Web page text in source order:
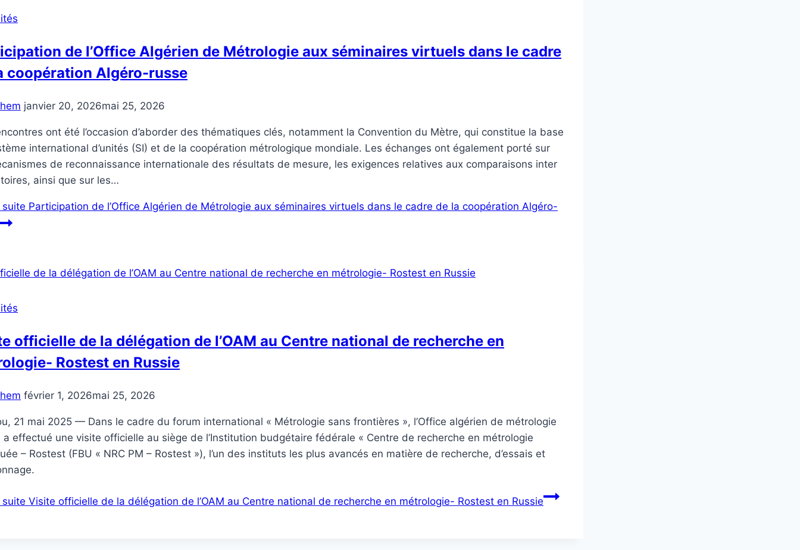
de l’Office Algérien de Métrologie aux séminaires virtuels dans le cadre
coopération Algéro-russe
janvier 20, 2026mai 25, 2026
ont été l’occasion d’aborder des thématiques clés, notamment la Convention du Mètre, qui constitue la base
international d’unités (SI) et de la coopération métrologique mondiale. Les échanges ont également porté sur
de reconnaissance internationale des résultats de mesure, les exigences relatives aux comparaisons inter
ainsi que sur les…
suite Participation de l’Office Algérien de Métrologie aux séminaires virtuels dans le cadre de la coopération Algéro-
officielle de la délégation de l’OAM au Centre national de recherche en
Rostest en Russie
février 1, 2026mai 25, 2026
21 mai 2025 — Dans le cadre du forum international « Métrologie sans frontières », l’Office algérien de métrologie
a effectué une visite officielle au siège de l’Institution budgétaire fédérale « Centre de recherche en métrologie
– Rostest (FBU « NRC PM – Rostest »), l’un des instituts les plus avancés en matière de recherche, d’essais et
suite Visite officielle de la délégation de l’OAM au Centre national de recherche en métrologie- Rostest en Russie